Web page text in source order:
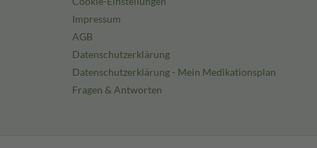
Impressum
AGB
Datenschutzerklärung
Datenschutzerklärung - Mein Medikationsplan
Fragen & Antworten